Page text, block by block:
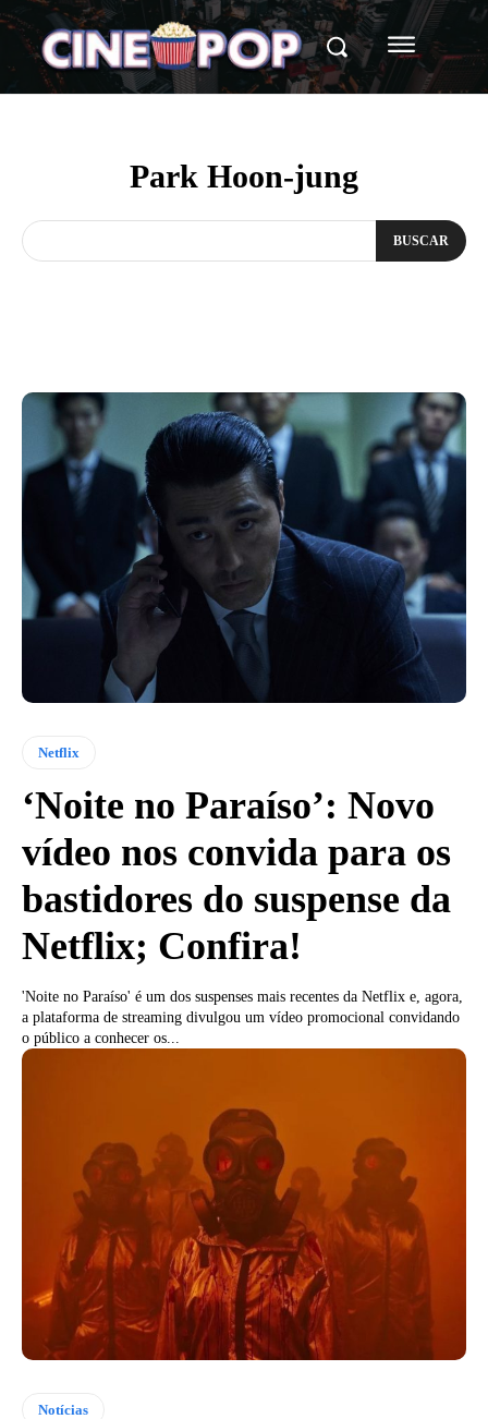
Park Hoon-jung
BUSCAR
Netflix
‘Noite no Paraíso’: Novo
vídeo nos convida para os
bastidores do suspense da
Netflix; Confira!
'Noite no Paraíso' é um dos suspenses mais recentes da Netflix e, agora,
a plataforma de streaming divulgou um vídeo promocional convidando
o público a conhecer os...
Notícias